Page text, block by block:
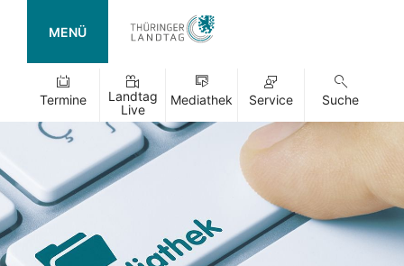
MENÜ
Termine
Landtag
Live
Mediathek Service Suche